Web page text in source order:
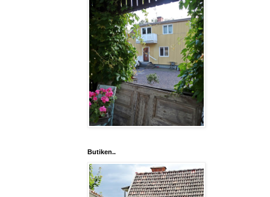
Butiken..